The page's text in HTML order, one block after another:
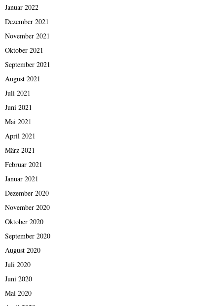
Januar 2022
Dezember 2021
November 2021
Oktober 2021
September 2021
August 2021
Juli 2021
Juni 2021
Mai 2021
April 2021
März 2021
Februar 2021
Januar 2021
Dezember 2020
November 2020
Oktober 2020
September 2020
August 2020
Juli 2020
Juni 2020
Mai 2020